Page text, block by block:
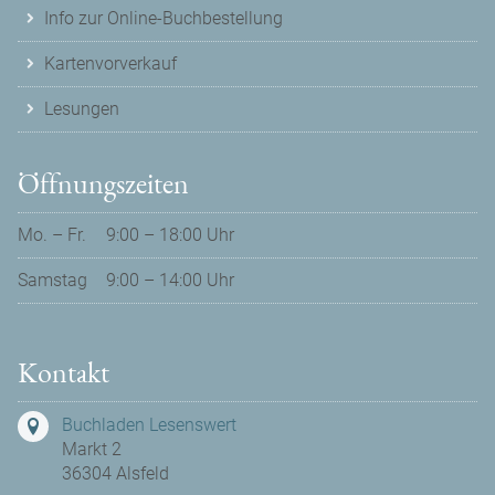
Info zur Online-Buchbestellung
Kartenvorverkauf
Lesungen
Öffnungszeiten
Mo. – Fr. 9:00 – 18:00 Uhr
Samstag 9:00 – 14:00 Uhr
Kontakt
Buchladen Lesenswert
Markt 2
36304 Alsfeld